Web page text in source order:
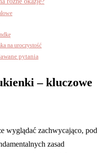
na uroczystość
pytania
– kluczowe
wyglądać zachwycająco, pod
zasad